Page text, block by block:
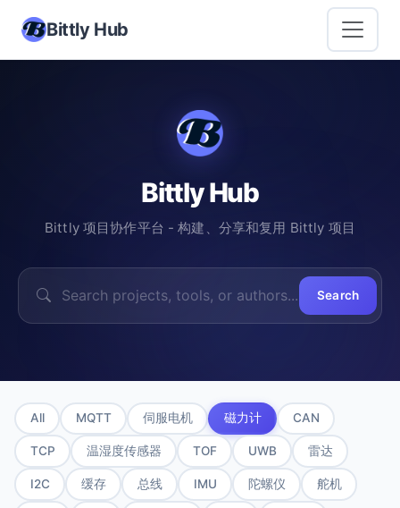
Bittly Hub
Bittly Hub
Bittly 项目协作平台 - 构建、分享和复用 Bittly 项目
Search
All MQTT 伺服电机 磁力计 CAN
TCP 温湿度传感器 TOF UWB 雷达
I2C 缓存 总线 IMU 陀螺仪 舵机